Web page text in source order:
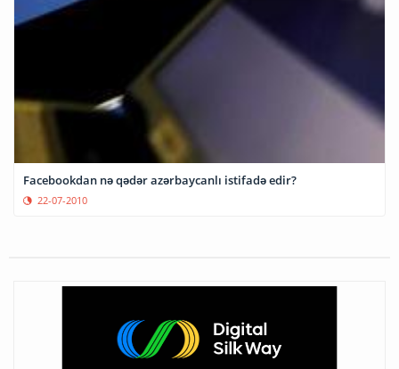
Facebookdan nə qədər azərbaycanlı istifadə edir?
22-07-2010